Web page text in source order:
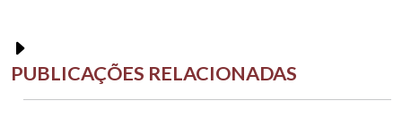
PUBLICAÇÕES RELACIONADAS